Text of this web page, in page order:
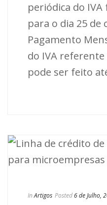
periódica do
para o dia 25 de
Pagamento
do IVA
pode ser feito
In Artigos Posted6 de Julho,